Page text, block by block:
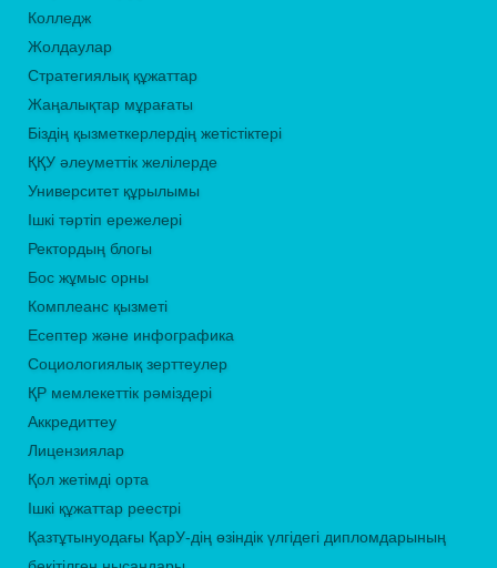
Колледж
Жолдаулар
Стратегиялық құжаттар
Жаңалықтар мұрағаты
Біздің қызметкерлердің жетістіктері
ҚҚУ әлеуметтік желілерде
Университет құрылымы
Ішкі тәртіп ережелері
Ректордың блогы
Бос жұмыс орны
Комплеанс қызметі
Есептер және инфографика
Социологиялық зерттеулер
ҚР мемлекеттік рәміздері
Аккредиттеу
Лицензиялар
Қол жетімді орта
Ішкі құжаттар реестрі
Қазтұтынуодағы ҚарУ-дің өзіндік үлгідегі дипломдарының